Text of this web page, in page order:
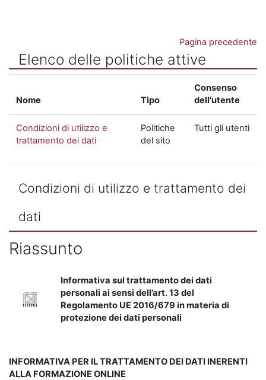
Pagina precedente
Elenco delle politiche attive
Nome Tipo
Consenso
dell'utente
Condizioni di utilizzo e
trattamento dei dati
Politiche
del sito
Tutti gli utenti
Condizioni di utilizzo e trattamento dei
dati
Riassunto
Informativa sul trattamento dei dati
personali ai sensi dell’art. 13 del
Regolamento UE 2016/679 in materia di
protezione dei dati personali
INFORMATIVA PER IL TRATTAMENTO DEI DATI INERENTI
ALLA FORMAZIONE ONLINE